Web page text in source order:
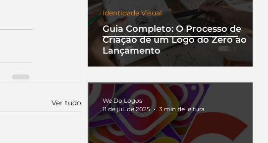
Guia Completo: O Processo de
Criação de um Logo do Zero ao
Lançamento
Identidade Visual
We Do Logos
11 de jul. de 2025
3 min de leitura
Ver tudo